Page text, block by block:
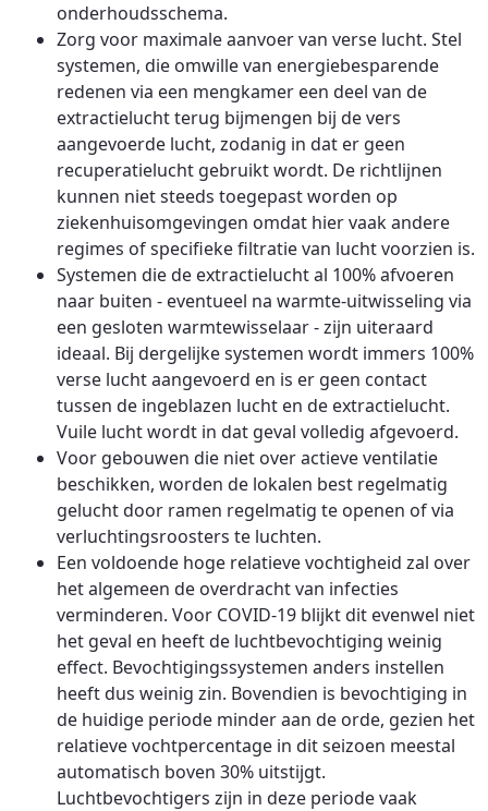
onderhoudsschema.
Zorg voor maximale aanvoer van verse lucht. Stel
systemen, die omwille van energiebesparende
redenen via een mengkamer een deel van de
extractielucht terug bijmengen bij de vers
aangevoerde lucht, zodanig in dat er geen
recuperatielucht gebruikt wordt. De richtlijnen
kunnen niet steeds toegepast worden op
ziekenhuisomgevingen omdat hier vaak andere
regimes of specifieke filtratie van lucht voorzien is.
Systemen die de extractielucht al 100% afvoeren
naar buiten - eventueel na warmte-uitwisseling via
een gesloten warmtewisselaar - zijn uiteraard
ideaal. Bij dergelijke systemen wordt immers 100%
verse lucht aangevoerd en is er geen contact
tussen de ingeblazen lucht en de extractielucht.
Vuile lucht wordt in dat geval volledig afgevoerd.
Voor gebouwen die niet over actieve ventilatie
beschikken, worden de lokalen best regelmatig
gelucht door ramen regelmatig te openen of via
verluchtingsroosters te luchten.
Een voldoende hoge relatieve vochtigheid zal over
het algemeen de overdracht van infecties
verminderen. Voor COVID-19 blijkt dit evenwel niet
het geval en heeft de luchtbevochtiging weinig
effect. Bevochtigingssystemen anders instellen
heeft dus weinig zin. Bovendien is bevochtiging in
de huidige periode minder aan de orde, gezien het
relatieve vochtpercentage in dit seizoen meestal
automatisch boven 30% uitstijgt.
Luchtbevochtigers zijn in deze periode vaak